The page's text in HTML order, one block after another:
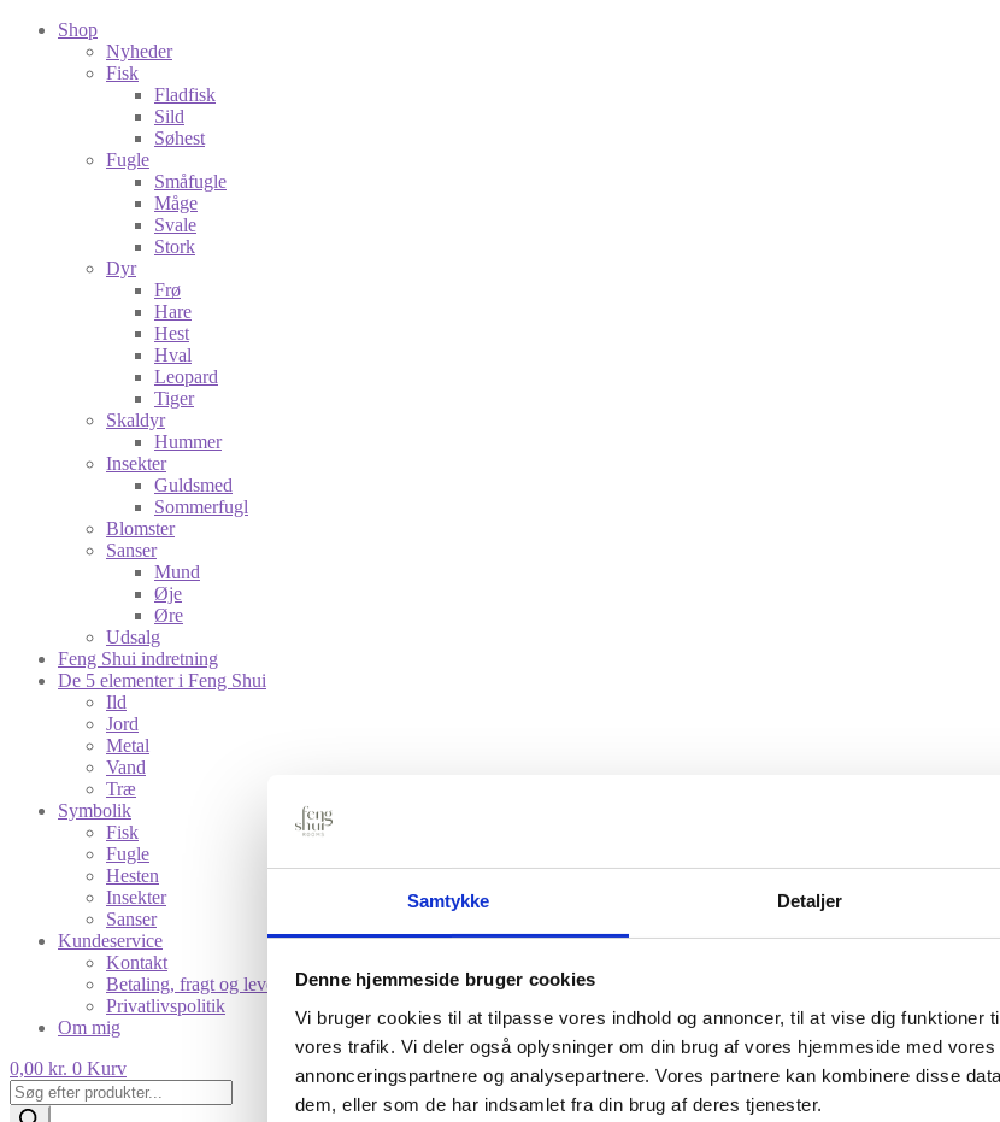
Samtykke Detaljer
Denne hjemmeside bruger cookies
Vi bruger cookies til at tilpasse vores indhold og annoncer, til at vise dig funktioner
vores trafik. Vi deler også oplysninger om din brug af vores hjemmeside med
annonceringspartnere og analysepartnere. Vores partnere kan kombinere disse
dem, eller som de har indsamlet fra din brug af deres tjenester.
Shop
Nyheder
Fisk
Fladfisk
Sild
Søhest
Fugle
Småfugle
Måge
Svale
Stork
Dyr
Frø
Hare
Hest
Hval
Leopard
Tiger
Skaldyr
Hummer
Insekter
Guldsmed
Sommerfugl
Blomster
Sanser
Mund
Øje
Øre
Udsalg
Feng Shui indretning
De 5 elementer i Feng Shui
Ild
Jord
Metal
Vand
Træ
Symbolik
Fisk
Fugle
Hesten
Insekter
Sanser
Kundeservice
Kontakt
Betaling, fragt og levering
Privatlivspolitik
Om mig
0,00 kr. 0 Kurv
Products
search